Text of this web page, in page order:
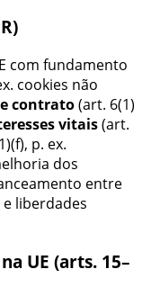
com fundamento
cookies não
contrato(art. 6(1)
vitais(art.
p. ex.
dos
entre
liberdades
UE (arts. 15–